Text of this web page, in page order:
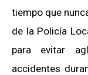
tiempo que
de la Policía
para evitar
accidentes